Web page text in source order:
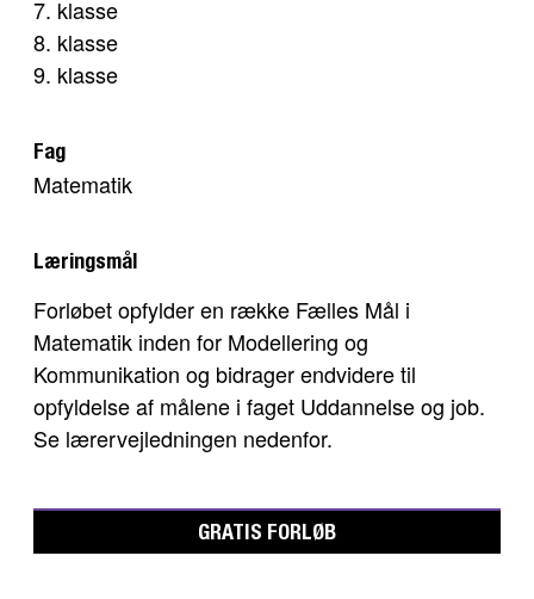
7. klasse
8. klasse
9. klasse
Fag
Matematik
Læringsmål
Forløbet opfylder en række Fælles Mål i
Matematik inden for Modellering og
Kommunikation og bidrager endvidere til
opfyldelse af målene i faget Uddannelse og job.
Se lærervejledningen nedenfor.
GRATIS FORLØB